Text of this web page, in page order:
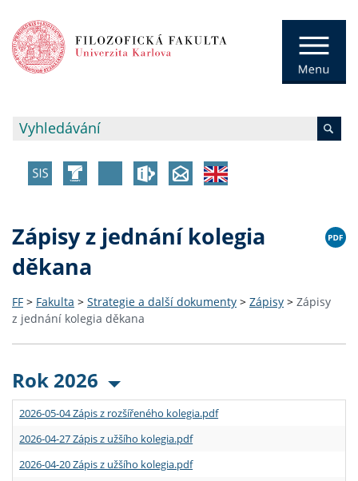
Zápisy z jednání kolegia
děkana
FF > Fakulta > Strategie a další dokumenty > Zápisy > Zápisy
z jednání kolegia děkana
Rok 2026
2026-05-04 Zápis z rozšířeného kolegia.pdf
2026-04-27 Zápis z užšího kolegia.pdf
2026-04-20 Zápis z užšího kolegia.pdf